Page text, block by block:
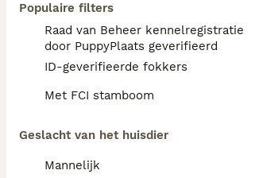
Populaire filters
Raad van Beheer kennelregistratie
door PuppyPlaats geverifieerd
ID-geverifieerde fokkers
Met FCI stamboom
Geslacht van het huisdier
Mannelijk